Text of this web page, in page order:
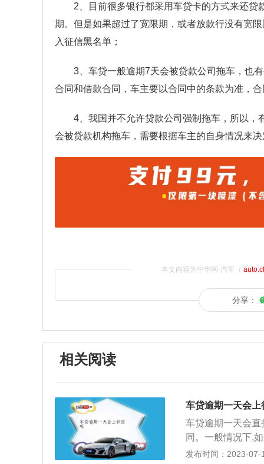
2、目前很多银行都采用车贷卡的方式来还
期。但是如果超过了宽限期，或者放款行没有宽
入征信黑名单；
3、车贷一般逾期7天会被贷款公司拖车，也
合同和借款合同，车主要以合同中的条款为准，
4、我国并不允许贷款公司强制拖车，所以
会被贷款机构拖车，需要根据车主的自身情况来
本文内容为中华网·汽车（
分享：
相关阅读
车贷逾期一天会上
车贷逾期一天会
同。一般情况下,
是贷款机构讲清
发布时间：2023-07-